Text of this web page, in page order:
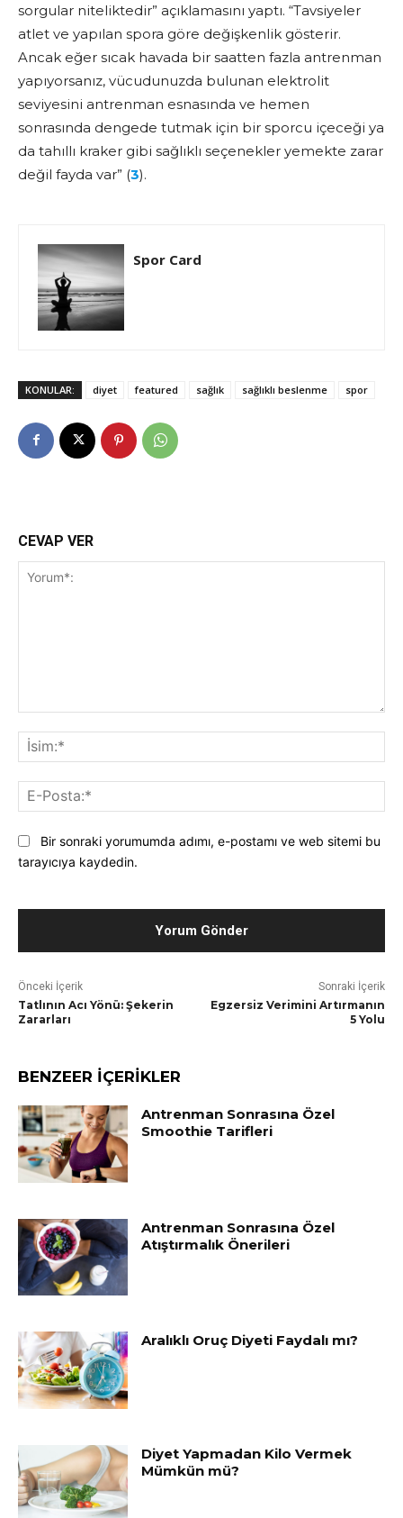
sorgular niteliktedir” açıklamasını yaptı. “Tavsiyeler
atlet ve yapılan spora göre değişkenlik gösterir.
Ancak eğer sıcak havada bir saatten fazla antrenman
yapıyorsanız, vücudunuzda bulunan elektrolit
seviyesini antrenman esnasında ve hemen
sonrasında dengede tutmak için bir sporcu içeceği ya
da tahıllı kraker gibi sağlıklı seçenekler yemekte zarar
değil fayda var” (3).
Spor Card
KONULAR: diyet featured sağlık sağlıklı beslenme spor
CEVAP VER
Bir sonraki yorumumda adımı, e-postamı ve web sitemi bu
tarayıcıya kaydedin.
Önceki İçerik
Tatlının Acı Yönü: Şekerin
Zararları
Sonraki İçerik
Egzersiz Verimini Artırmanın
5 Yolu
BENZEER İÇERİKLER
Antrenman Sonrasına Özel
Smoothie Tarifleri
Antrenman Sonrasına Özel
Atıştırmalık Önerileri
Aralıklı Oruç Diyeti Faydalı mı?
Diyet Yapmadan Kilo Vermek
Mümkün mü?